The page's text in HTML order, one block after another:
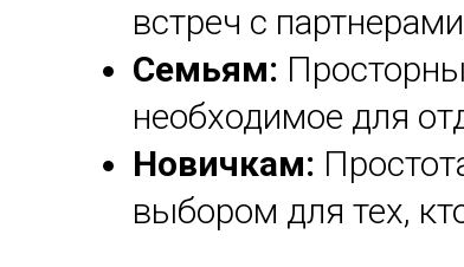
встреч с
Семьям:
необходимое для
Новичкам:
выбором для тех,